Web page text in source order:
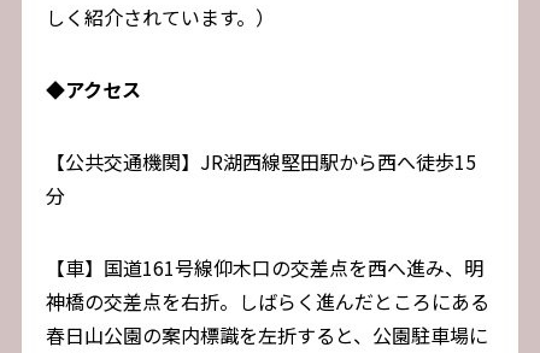
しく紹介されています。）
◆アクセス
【公共交通機関】JR湖西線堅田駅から西へ徒歩15
分
【車】国道161号線仰木口の交差点を西へ進み、明
神橋の交差点を右折。しばらく進んだところにある
春日山公園の案内標識を左折すると、公園駐車場に